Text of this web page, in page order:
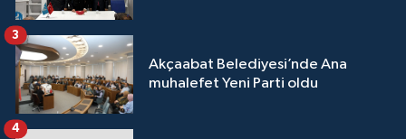
Akçaabat Belediyesi’nde Ana
muhalefet Yeni Parti oldu
3
4